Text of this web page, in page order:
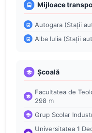
Mijloace
Autogara (Stații
Alba Iulia (Stații
Școală
Facultatea de
298 m
Grup Scolar
Universitatea 1